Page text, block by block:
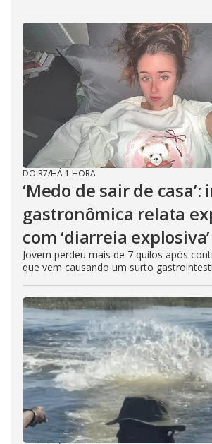
DO R7/HÁ 1 HORA
‘Medo de sair de
gastronômica relata
com ‘diarreia explosiva’
Jovem perdeu mais de 7 quilos após
que vem causando um surto